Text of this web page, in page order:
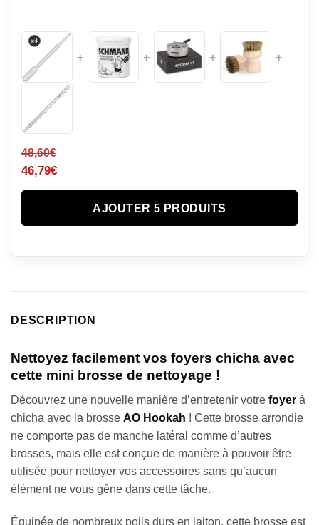
+ + + +
48,60€
46,79€
AJOUTER 5 PRODUITS
DESCRIPTION
Nettoyez facilement vos foyers chicha avec
cette mini brosse de nettoyage !
Découvrez une nouvelle manière d’entretenir votre foyer à
chicha avec la brosse AO Hookah ! Cette brosse arrondie
ne comporte pas de manche latéral comme d’autres
brosses, mais elle est conçue de manière à pouvoir être
utilisée pour nettoyer vos accessoires sans qu’aucun
élément ne vous gêne dans cette tâche.
Équipée de nombreux poils durs en laiton, cette brosse est